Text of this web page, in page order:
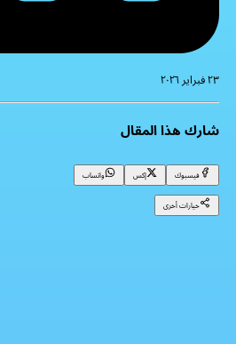
٢٣ فبراير ٢٠٢٦
شارك هذا المقال
فيسبوك إكس
واتساب
خيارات أخرى